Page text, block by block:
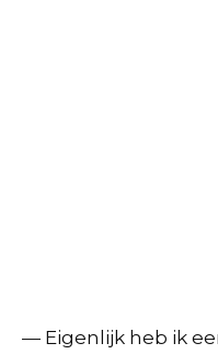
— Eigenlijk heb ik